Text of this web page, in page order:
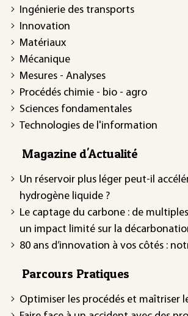
Ingénierie des transports
Innovation
Matériaux
Mécanique
Mesures - Analyses
Procédés chimie - bio - agro
Sciences fondamentales
Technologies de l'information
Magazine d'Actualité
Un réservoir plus léger peut-il
hydrogène liquide ?
Le captage du carbone : de
un impact limité sur la
80 ans d’innovation à vos côtés :
Parcours Pratiques
Optimiser les procédés et maîtriser